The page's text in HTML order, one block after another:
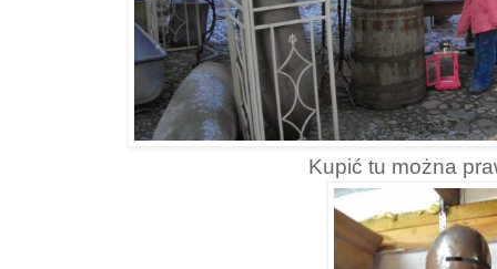
Kupić tu można